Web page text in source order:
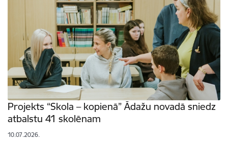
Projekts “Skola – kopienā” Ādažu novadā sniedz
atbalstu 41 skolēnam
10.07.2026.